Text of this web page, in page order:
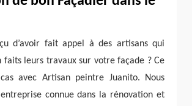
d’avoir fait appel à des artisans qui
faits leurs travaux sur votre façade ? Ce
avec Artisan peintre Juanito. Nous
connue dans la rénovation et